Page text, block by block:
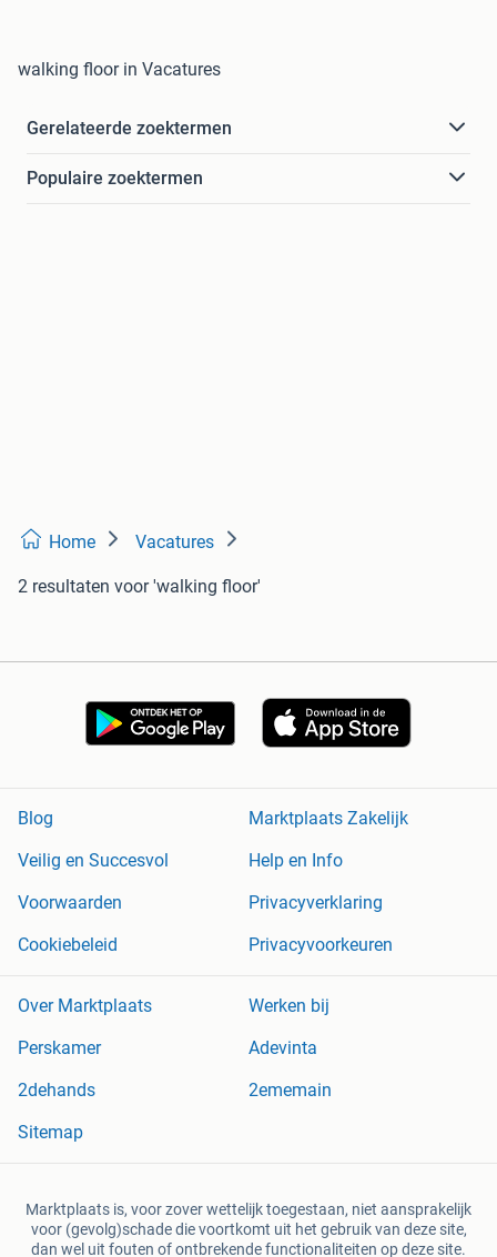
walking floor in Vacatures
Gerelateerde zoektermen
Populaire zoektermen
Home Vacatures
2 resultaten voor 'walking floor'
Blog
Marktplaats Zakelijk
Veilig en Succesvol
Help en Info
Voorwaarden
Privacyverklaring
Cookiebeleid
Privacyvoorkeuren
Over Marktplaats
Werken bij
Perskamer
Adevinta
2dehands
2ememain
Sitemap
Marktplaats is, voor zover wettelijk toegestaan, niet aansprakelijk
voor (gevolg)schade die voortkomt uit het gebruik van deze site,
dan wel uit fouten of ontbrekende functionaliteiten op deze site.